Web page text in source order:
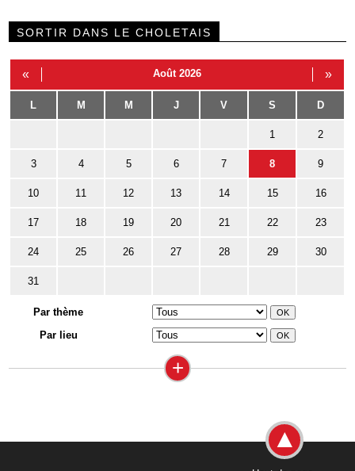
SORTIR DANS LE CHOLETAIS
« Août 2026 »
L M M J V S D
1 2
3 4 5 6 7 8 9
10 11 12 13 14 15 16
17 18 19 20 21 22 23
24 25 26 27 28 29 30
31
Par thème
Par lieu
+